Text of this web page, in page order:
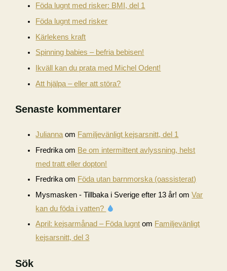
Föda lugnt med risker: BMI, del 1
Föda lugnt med risker
Kärlekens kraft
Spinning babies – befria bebisen!
Ikväll kan du prata med Michel Odent!
Att hjälpa – eller att störa?
Senaste kommentarer
Julianna om Familjevänligt kejsarsnitt, del 1
Fredrika om Be om intermittent avlyssning, helst
med tratt eller dopton!
Fredrika om Föda utan barnmorska (oassisterat)
Mysmasken - Tillbaka i Sverige efter 13 år! omVar
kan du föda i vatten?
April: kejsarmånad – Föda lugnt om Familjevänligt
kejsarsnitt, del 3
Sök